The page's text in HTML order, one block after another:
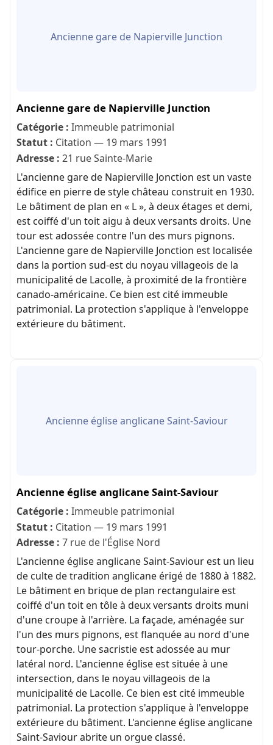
Ancienne gare de Napierville Junction
Ancienne gare de Napierville Junction
Catégorie : Immeuble patrimonial
Statut : Citation — 19 mars 1991
Adresse : 21 rue Sainte-Marie
L'ancienne gare de Napierville Jonction est un vaste
édifice en pierre de style château construit en 1930.
Le bâtiment de plan en « L », à deux étages et demi,
est coiffé d'un toit aigu à deux versants droits. Une
tour est adossée contre l'un des murs pignons.
L'ancienne gare de Napierville Jonction est localisée
dans la portion sud-est du noyau villageois de la
municipalité de Lacolle, à proximité de la frontière
canado-américaine. Ce bien est cité immeuble
patrimonial. La protection s'applique à l'enveloppe
extérieure du bâtiment.
Ancienne église anglicane Saint-Saviour
Ancienne église anglicane Saint-Saviour
Catégorie : Immeuble patrimonial
Statut : Citation — 19 mars 1991
Adresse : 7 rue de l'Église Nord
L'ancienne église anglicane Saint-Saviour est un lieu
de culte de tradition anglicane érigé de 1880 à 1882.
Le bâtiment en brique de plan rectangulaire est
coiffé d'un toit en tôle à deux versants droits muni
d'une croupe à l'arrière. La façade, aménagée sur
l'un des murs pignons, est flanquée au nord d'une
tour-porche. Une sacristie est adossée au mur
latéral nord. L'ancienne église est située à une
intersection, dans le noyau villageois de la
municipalité de Lacolle. Ce bien est cité immeuble
patrimonial. La protection s'applique à l'enveloppe
extérieure du bâtiment. L'ancienne église anglicane
Saint-Saviour abrite un orgue classé.